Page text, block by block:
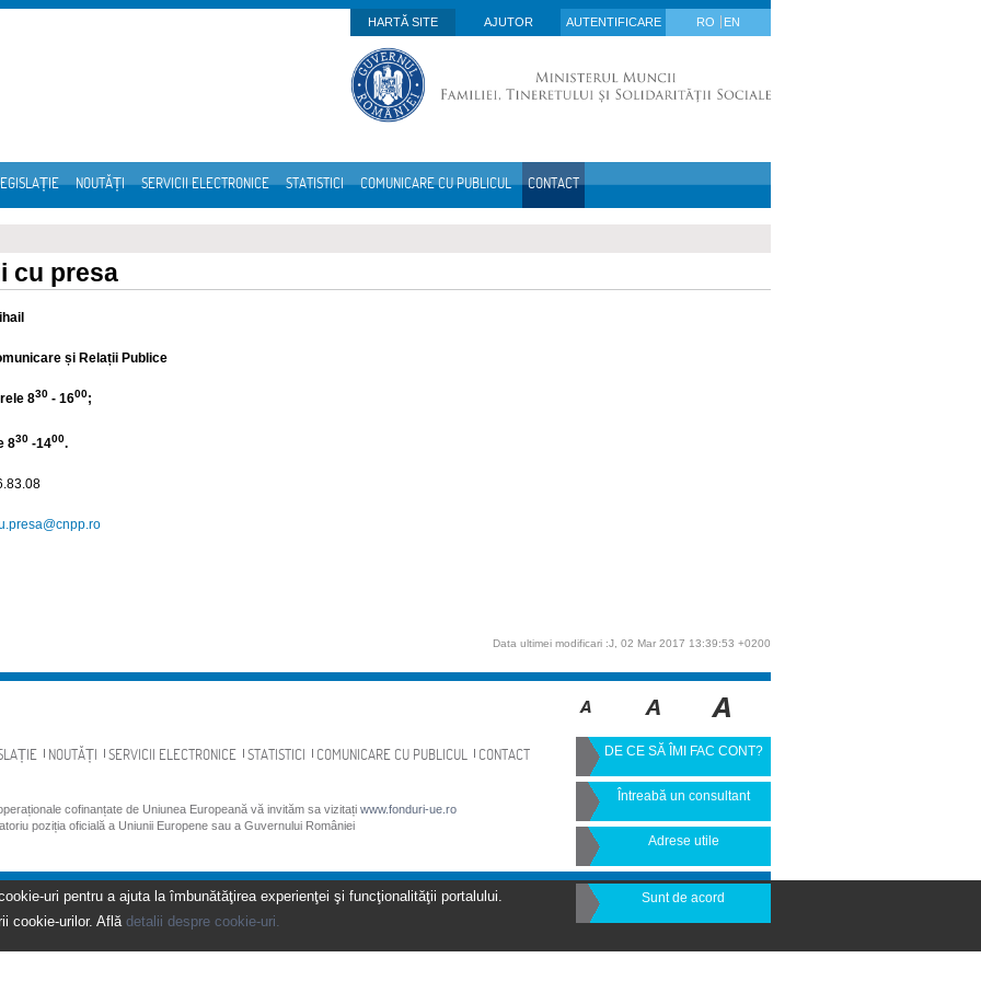
HARTĂ SITE
AJUTOR AUTENTIFICARE RO EN
NOUTĂȚI SERVICII ELECTRONICE STATISTICI COMUNICARE CU PUBLICUL CONTACT
cu presa
și Relații Publice
830 - 1600;
830 -1400.
Data ultimei modificari :J, 02 Mar 2017 13:39:53 +0200
NOUTĂȚI SERVICII ELECTRONICE STATISTICI COMUNICARE CU PUBLICUL CONTACT
cofinanțate de Uniunea Europeană vă invităm sa vizitați www.fonduri-ue.ro
poziția oficială a Uniunii Europene sau a Guvernului României
DE CE SĂ ÎMI FAC CONT?
Întreabă un consultant
Adrese utile
uri pentru a ajuta la îmbunătăţirea experienţei şi funcţionalităţii portalului.
cookie-urilor. Află detalii despre cookie-uri.
Sunt de acord